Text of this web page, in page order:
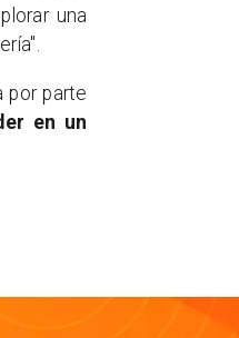
una
por parte
en un